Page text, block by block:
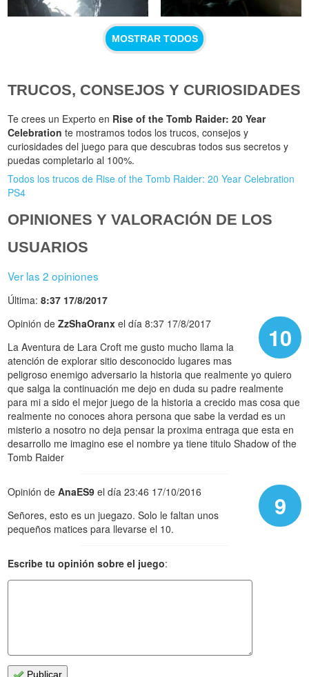
MOSTRAR TODOS
TRUCOS, CONSEJOS Y CURIOSIDADES
Te crees un Experto en Rise of the Tomb Raider: 20 Year
Celebration te mostramos todos los trucos, consejos y
curiosidades del juego para que descubras todos sus secretos y
puedas completarlo al 100%.
Todos los trucos de Rise of the Tomb Raider: 20 Year Celebration
PS4
OPINIONES Y VALORACIÓN DE LOS
USUARIOS
Ver las 2 opiniones
Última:8:37 17/8/2017
10
Opinión deZzShaOranx el día 8:37 17/8/2017
La Aventura de Lara Croft me gusto mucho llama la
atención de explorar sitio desconocido lugares mas
peligroso enemigo adversario la historia que realmente yo quiero
que salga la continuación me dejo en duda su padre realmente
para mi a sido el mejor juego de la historia a crecido mas cosa que
realmente no conoces ahora persona que sabe la verdad es un
misterio a nosotro no deja pensar la proxima entraga que esta en
desarrollo me imagino ese el nombre ya tiene titulo Shadow of the
Tomb Raider
9
Opinión deAnaES9 el día 23:46 17/10/2016
Señores, esto es un juegazo. Solo le faltan unos
pequeños matices para llevarse el 10.
Escribe tu opinión sobre el juego:
Publicar